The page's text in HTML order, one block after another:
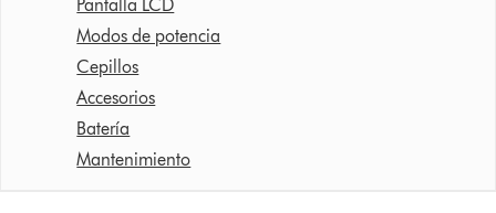
Pantalla LCD
Modos de potencia
Cepillos
Accesorios
Batería
Mantenimiento